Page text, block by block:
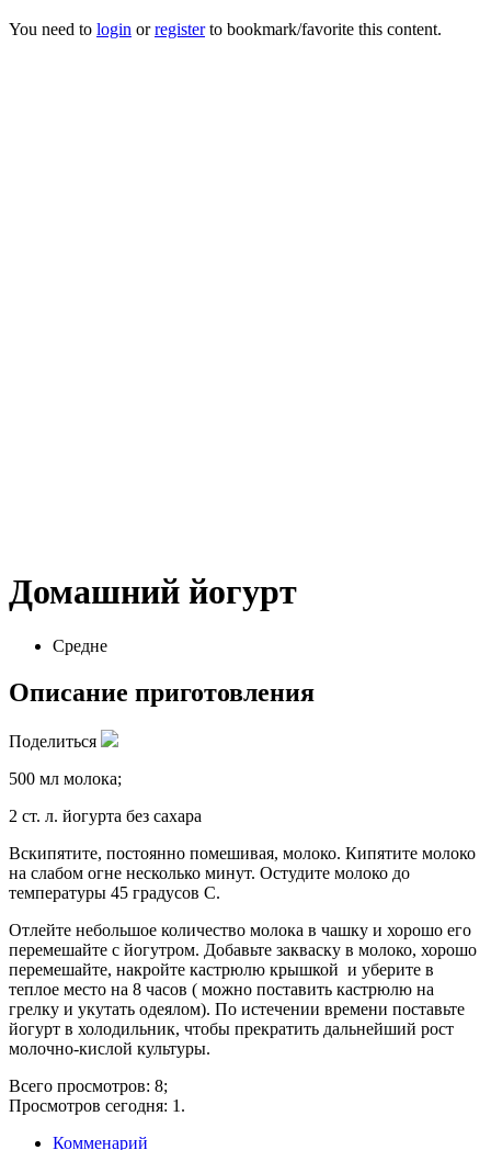
You need to login orregisterto bookmark/favorite this content.
Домашний йогурт
Средне
Описание приготовления
Поделиться
500 мл молока;
2 ст. л. йогурта без сахара
Вскипятите, постоянно помешивая, молоко. Кипятите молоко
на слабом огне несколько минут. Остудите молоко до
температуры 45 градусов С.
Отлейте небольшое количество молока в чашку и хорошо его
перемешайте с йогутром. Добавьте закваску в молоко, хорошо
перемешайте, накройте кастрюлю крышкой и уберите в
теплое место на 8 часов ( можно поставить кастрюлю на
грелку и укутать одеялом). По истечении времени поставьте
йогурт в холодильник, чтобы прекратить дальнейший рост
молочно-кислой культуры.
Всего просмотров: 8;
Просмотров сегодня: 1.
Комменарий